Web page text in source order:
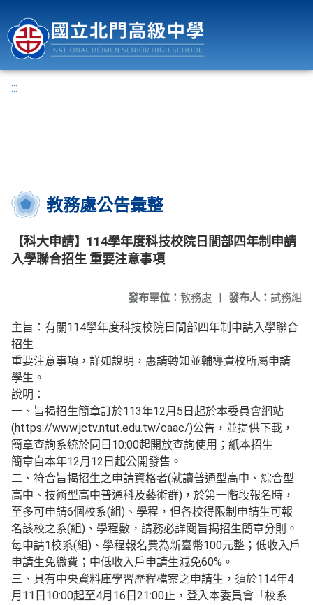
:::
教務處公告彙整
【科大申請】114學年度科技校院日間部四年制申請
入學聯合招生 重要注意事項
發布人： 試務組
發布單位： 教務處 |
主旨：有關114學年度科技校院日間部四年制申請入學聯合
招生
重要注意事項，詳如說明，惠請轉知並輔導貴校所屬申請
學生。
說明：
一、旨揭招生簡章訂於113年12月5日起於本委員會網站
(https://www.jctv.ntut.edu.tw/caac/)公告，並提供下載，
簡章查詢系統於同日10:00起開放查詢使用；紙本招生
簡章自本年12月12日起公開發售。
二、符合旨揭招生之申請資格者(就讀普通型高中、綜合型
高中、技術型高中普通科及藝術群)，於第一階段報名時，
至多可申請6個校系(組)、學程，但各校得限制申請生可報
名該校之系(組)、學程數，請務必詳閱旨揭招生簡章分則。
每申請1校系(組)、學程報名費為新臺幣100元整；低收入戶
申請生免繳費；中低收入戶申請生減免60%。
三、具有中央資料庫學習歷程檔案之申請生，須於114年4
月11日10:00起至4月16日21:00止，登入本委員會「校系